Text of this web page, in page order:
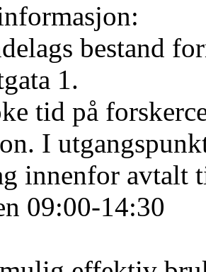
bestand
1.
tid på
I
innenfor avtalt
09:00-14:30